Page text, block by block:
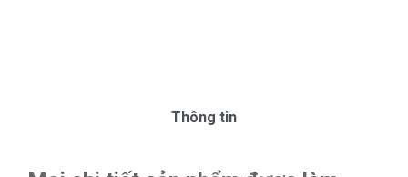
Thông tin